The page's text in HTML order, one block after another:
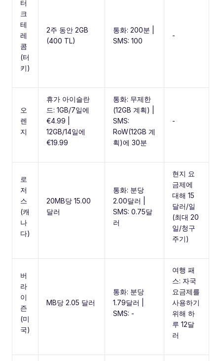
터
크
테
레
콤
(터
키)
2주 동안 2GB
(400 TL)
통화: 200분 |
SMS: 100
-
오
렌
지
휴가 아이슬란
드: 1GB/7일에
€4.99 |
12GB/14일에
€19.99
통화: 무제한
(12GB 계획) |
SMS:
RoW(12GB 계
획)에 30분
-
로
저
스
(캐
나
다)
20MB당 15.00
달러
통화: 분당
2.00달러 |
SMS: 0.75달
러
현지 요
금제에
대해 15
달러/일
(최대 20
일/청구
주기)
버
라
이
즌
(미
국)
MB당 2.05 달러
통화: 분당
1.79달러 |
SMS: -
여행 패
스: 자국
요금제를
사용하기
위해 하
루 12달
러